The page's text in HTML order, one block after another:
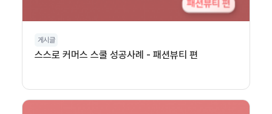
게시글
스스로 커머스 스쿨 성공사례 - 패션뷰티 편